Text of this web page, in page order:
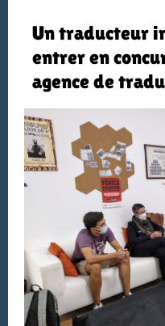
Un traducteur
entrer en
agence de